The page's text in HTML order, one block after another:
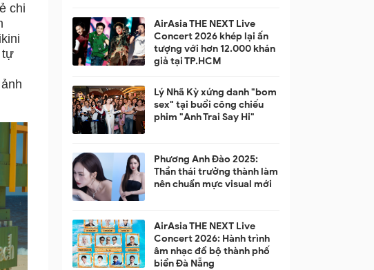
chi
tự
AirAsia THE NEXT Live
Concert 2026 khép lại ấn
tượng với hơn 12.000 khán
giả tại TP.HCM
Lý Nhã Kỳ xứng danh "bom
sex" tại buổi công chiếu
phim "Anh Trai Say Hi"
Phương Anh Đào 2025:
Thần thái trưởng thành làm
nên chuẩn mực visual mới
AirAsia THE NEXT Live
Concert 2026: Hành trình
âm nhạc đổ bộ thành phố
biển Đà Nẵng